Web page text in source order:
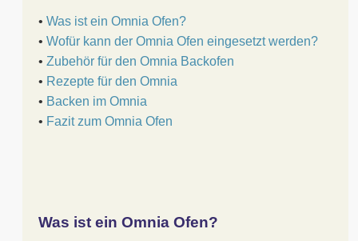
• Was ist ein Omnia Ofen?
• Wofür kann der Omnia Ofen eingesetzt werden?
• Zubehör für den Omnia Backofen
• Rezepte für den Omnia
• Backen im Omnia
• Fazit zum Omnia Ofen
Was ist ein Omnia Ofen?